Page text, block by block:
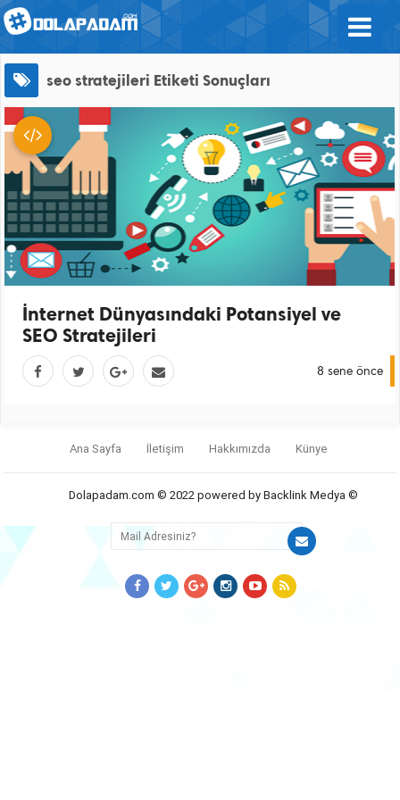
seo stratejileri Etiketi Sonuçları
İnternet Dünyasındaki Potansiyel ve
SEO Stratejileri
8 sene önce
Ana Sayfa İletişim Hakkımızda Künye
Dolapadam.com © 2022 powered by Backlink Medya ©